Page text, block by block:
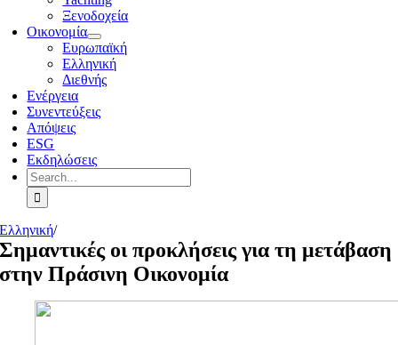
Ξενοδοχεία
Οικονομία
Ευρωπαϊκή
Ελληνική
Διεθνής
Ενέργεια
Συνεντεύξεις
Απόψεις
ESG
Εκδηλώσεις
Search
for:
Ελληνική/
Σημαντικές οι προκλήσεις για τη μετάβαση
στην Πράσινη Οικονομία